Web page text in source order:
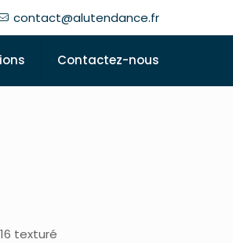
contact@alutendance.fr
Contactez-nous
texturé